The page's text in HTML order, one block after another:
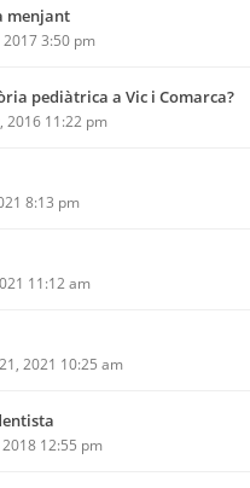
menjant
3:50 pm
pediàtrica a Vic i Comarca?
2016 11:22 pm
8:13 pm
11:12 am
2021 10:25 am
12:55 pm